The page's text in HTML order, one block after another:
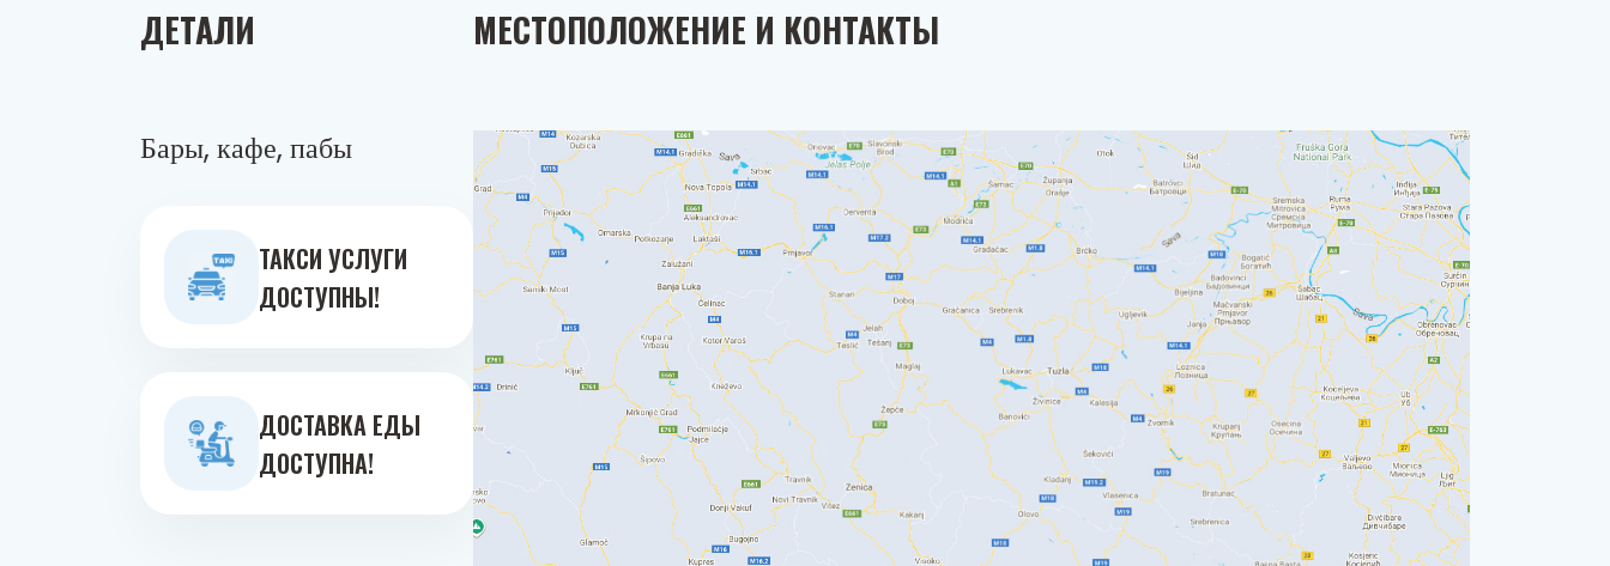
ДЕТАЛИ
Бары, кафе, пабы
ТАКСИ УСЛУГИ
ДОСТУПНЫ!
ДОСТАВКА ЕДЫ
ДОСТУПНА!
МЕСТОПОЛОЖЕНИЕ И КОНТАКТЫ